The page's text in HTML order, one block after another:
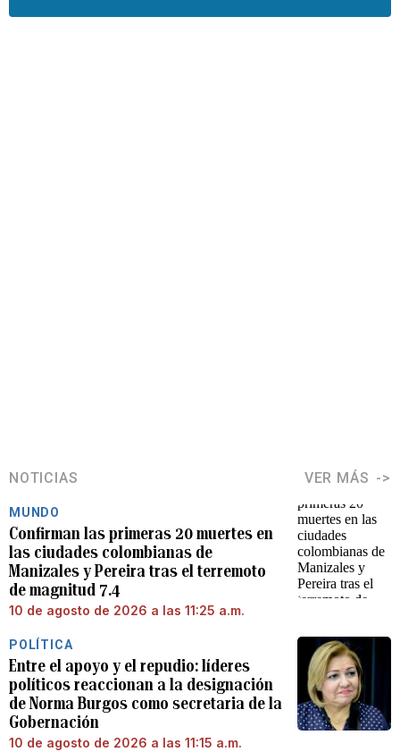
NOTICIAS VER MÁS
MUNDO
Confirman las primeras 20 muertes en
las ciudades colombianas de
Manizales y Pereira tras el terremoto
de magnitud 7.4
10 de agosto de 2026 a las 11:25 a.m.
POLÍTICA
Entre el apoyo y el repudio: líderes
políticos reaccionan a la designación
de Norma Burgos como secretaria de la
Gobernación
10 de agosto de 2026 a las 11:15 a.m.